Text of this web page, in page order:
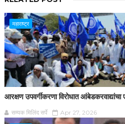
महाराष्ट्र
आरक्षण उपवर्गीकरणा विरोधात आंबेडकरवाद्यांचा
सम्यक मिलिंद सर्पे Apr 27, 2026